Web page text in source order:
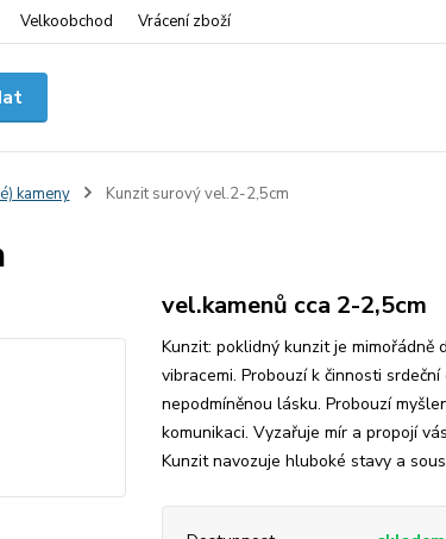
Velkoobchod Vrácení zboží
kameny Kunzit surový vel.2-2,5cm
vel.kamenů cca 2-2,5cm
Kunzit: poklidný kunzit je mimořádně
vibracemi. Probouzí k činnosti
nepodmíněnou lásku. Probouzí
komunikaci. Vyzařuje mír a propojí
Kunzit navozuje hluboké stavy a